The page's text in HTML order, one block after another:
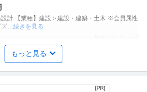
設計 【業種】建設＞建設・建築・土木 ※会員属性
…続きを見る
事管理者（電気工事）
ズ
もっと見る